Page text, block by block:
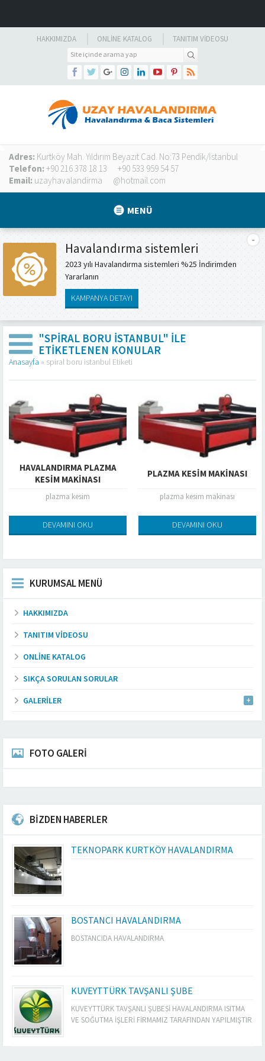
HAKKIMIZDA ONLINE KATALOG TANITIM VIDEOSU
Adres: Kurtköy Mah. Yıldırım Beyazıt Cad. No:73 Pendik/İstanbul
Telefon: +90 216 378 18 13
+90 533 959 54 57
Email: uzayhavalandirma @hotmail.com
MENÜ
Havalandırma sistemleri
2023 yılı Havalandırma sistemleri %25 İndirimden
Yararlanın
KAMPANYA DETAYI
"SPIRAL BORU ISTANBUL" ILE
ETIKETLENEN KONULAR
Anasayfa » spiral boru istanbul Etiketi
HAVALANDIRMA PLAZMA
KESIM MAKINASI
plazma kesim
DEVAMINI OKU
PLAZMA KESIM MAKINASI
plazma kesim makinası
DEVAMINI OKU
KURUMSAL MENÜ
HAKKIMIZDA
TANITIM VIDEOSU
ONLINE KATALOG
SIKÇA SORULAN SORULAR
GALERILER
FOTO GALERİ
BİZDEN HABERLER
TEKNOPARK KURTKÖY HAVALANDIRMA
BOSTANCI HAVALANDIRMA
BOSTANCIDA HAVALANDIRMA
KUVEYTTÜRK TAVŞANLI ŞUBE
KUVEYTTÜRK TAVŞANLI ŞUBESİ HAVALANDIRMA ISITMA
VE SOĞUTMA İŞLERİ FİRMAMIZ TARAFINDAN YAPILMIŞTIR